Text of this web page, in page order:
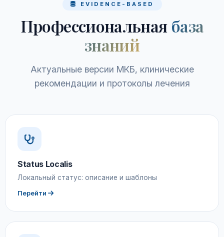
EVIDENCE-BASED
Профессиональная база
знаний
Актуальные версии МКБ, клинические
рекомендации и протоколы лечения
Status Localis
Локальный статус: описание и шаблоны
Перейти